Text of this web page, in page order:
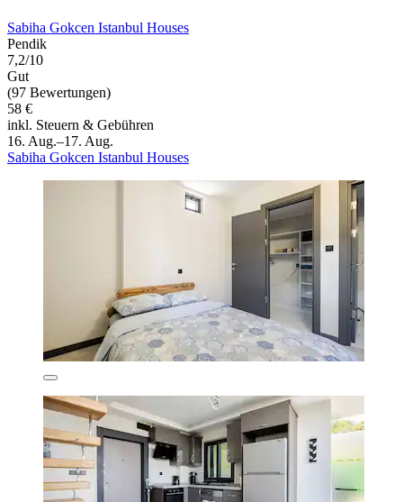
Sabiha Gokcen Istanbul Houses
Pendik
7,2/10
Gut
(97 Bewertungen)
58 €
inkl. Steuern & Gebühren
16. Aug.–17. Aug.
Sabiha Gokcen Istanbul Houses